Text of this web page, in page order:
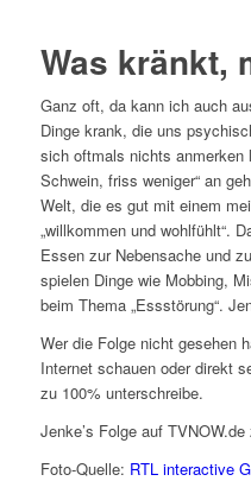
Was kränkt,
Ganz oft, da kann ich auch
Dinge krank, die uns
sich oftmals nichts anmerken
Schwein, friss weniger“ an
Welt, die es gut mit einem
„willkommen und wohlfühlt“.
Essen zur Nebensache und
spielen Dinge wie Mobbing,
beim Thema „Essstörung“.
Wer die Folge nicht gesehen
Internet schauen oder direkt
zu 100% unterschreibe.
Jenke’s Folge auf
Foto-Quelle: RTL interactive